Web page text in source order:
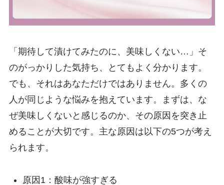
「期待して漬けてみたのに、美味しくない…」そ
のがっかりした気持ち、とてもよく分かります。
でも、それはあなただけではありません。多くの
人が同じような悩みを抱えています。まずは、な
ぜ美味しくないと感じるのか、その原因を突き止
めることが大切です。主な原因は以下の5つが考え
られます。
原因1：酸味が強すぎる